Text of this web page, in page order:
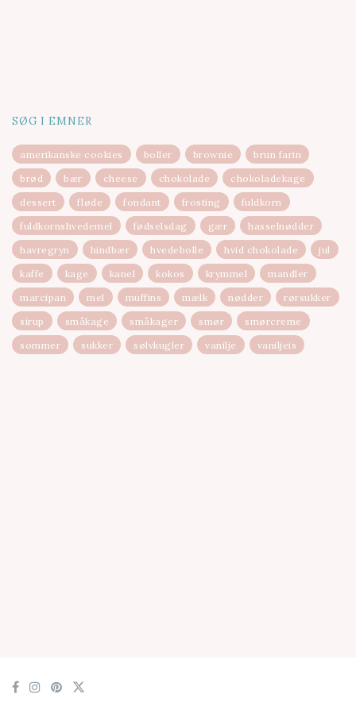
SØG I EMNER
amerikanske cookies boller brownie
brun farin
brød
bær cheese chokolade
chokoladekage
dessert
fløde fondant frosting
fuldkorn
fuldkornshvedemel
fødselsdag gær
hasselnødder
havregryn
hindbær hvedebolle hvid chokolade
jul
kaffe
kage kanel kokos krymmel
mandler
marcipan
mel muffins mælk nødder
rørsukker
sirup
småkage småkager smør
smørcreme
sommer
sukker sølvkugler vanilje vaniljeis